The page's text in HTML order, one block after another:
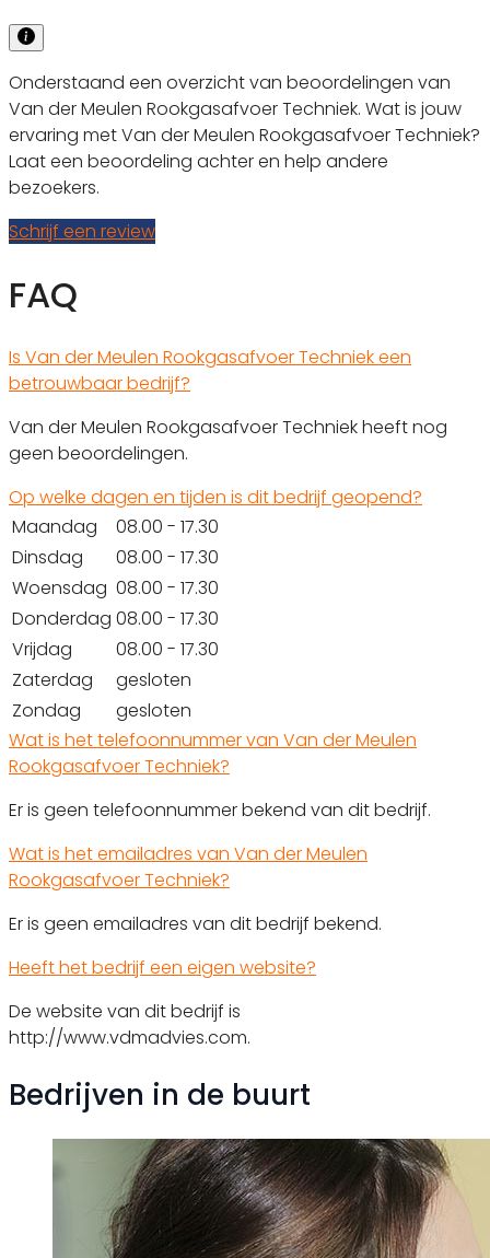
Onderstaand een overzicht van beoordelingen van
Van der Meulen Rookgasafvoer Techniek. Wat is jouw
ervaring met Van der Meulen Rookgasafvoer Techniek?
Laat een beoordeling achter en help andere
bezoekers.
Schrijf een review
FAQ
Is Van der Meulen Rookgasafvoer Techniek een
betrouwbaar bedrijf?
Van der Meulen Rookgasafvoer Techniek heeft nog
geen beoordelingen.
Op welke dagen en tijden is dit bedrijf geopend?
Maandag
08.00 - 17.30
Dinsdag
08.00 - 17.30
Woensdag 08.00 - 17.30
Donderdag 08.00 - 17.30
Vrijdag
08.00 - 17.30
Zaterdag
gesloten
Zondag
gesloten
Wat is het telefoonnummer van Van der Meulen
Rookgasafvoer Techniek?
Er is geen telefoonnummer bekend van dit bedrijf.
Wat is het emailadres van Van der Meulen
Rookgasafvoer Techniek?
Er is geen emailadres van dit bedrijf bekend.
Heeft het bedrijf een eigen website?
De website van dit bedrijf is
http://www.vdmadvies.com.
Bedrijven in de buurt